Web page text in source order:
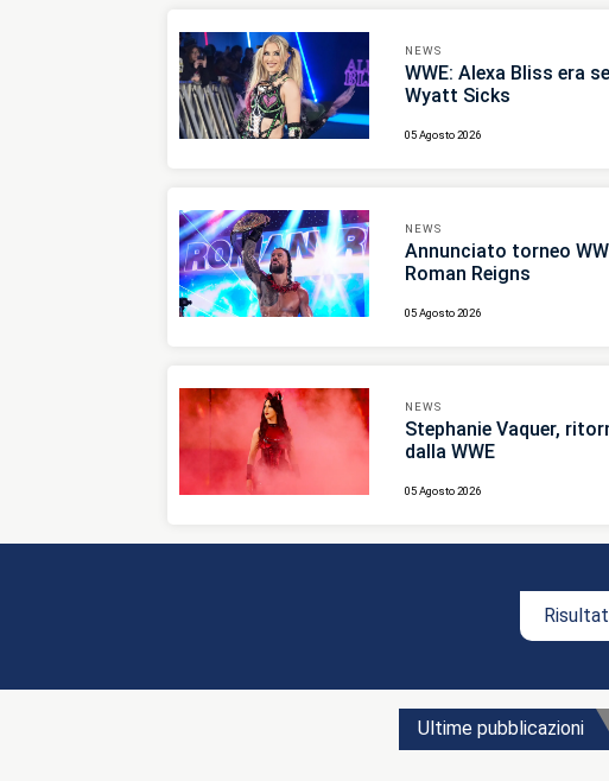
WWE: Alexa Bliss era sempre
Wyatt Sicks
NEWS
WWE: Alexa Bliss era
Wyatt Sicks
05 Agosto 2026
NEWS
Annunciato torneo
Roman Reigns
05 Agosto 2026
NEWS
Stephanie Vaquer,
dalla WWE
05 Agosto 2026
Ultime pubblicazioni